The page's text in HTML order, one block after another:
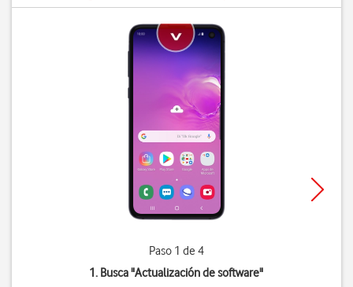
Paso 1 de 4
1. Busca "Actualización de software"